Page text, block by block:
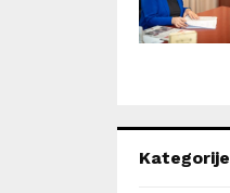
Kategorije